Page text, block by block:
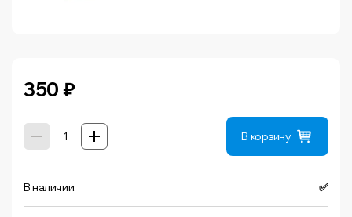
350 ₽
В корзину
В наличии: ✅